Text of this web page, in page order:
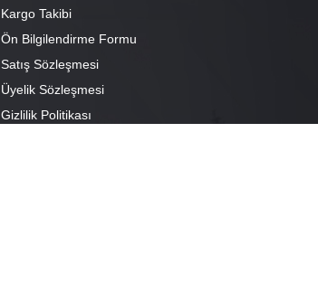
Kargo Takibi
Ön Bilgilendirme Formu
Satış Sözleşmesi
Üyelik Sözleşmesi
Gizlilik Politikası